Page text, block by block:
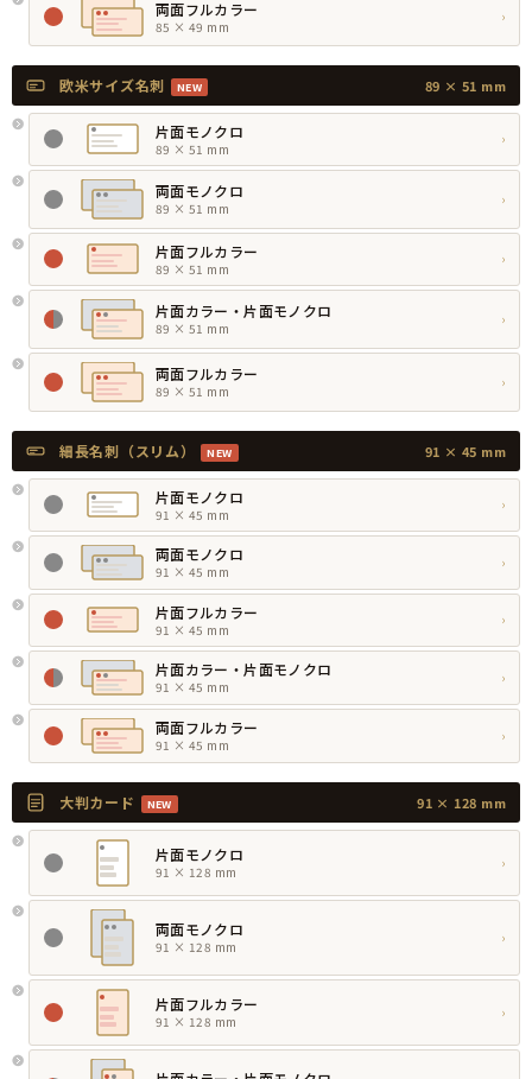
両面フルカラー
85 × 49 mm
›
欧米サイズ名刺 NEW 89 × 51 mm
片面モノクロ
89 × 51 mm
›
両面モノクロ
89 × 51 mm
›
片面フルカラー
89 × 51 mm
›
片面カラー・片面モノクロ
89 × 51 mm
›
両面フルカラー
89 × 51 mm
›
細長名刺（スリム） NEW 91 × 45 mm
片面モノクロ
91 × 45 mm
›
両面モノクロ
91 × 45 mm
›
片面フルカラー
91 × 45 mm
›
片面カラー・片面モノクロ
91 × 45 mm
›
両面フルカラー
91 × 45 mm
›
大判カード NEW 91 × 128 mm
片面モノクロ
91 × 128 mm
›
両面モノクロ
91 × 128 mm
›
片面フルカラー
91 × 128 mm
›